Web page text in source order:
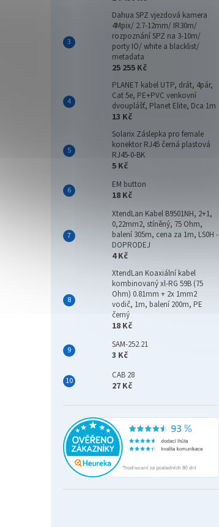
Dahua SPZ vjezdová kamera
4Mpix/ 2.7-12mm/ IR30m/
rozpoznání SPZ na 3-10m/
porty IO/ white a blacklist/
metadata
25 255 Kč
PLANET kabel UTP, drát, 4pár,
Cat 5e, PE+PVC venkovní
dvouplášť, Planet Elite, Dca 1m
13 Kč
Solarix Záslepka pro female
konektor RJ45 černá plastová
RJ45-0-BK
5 Kč
EM button
18 Kč
XtendLan Kabel B9501NH, 2+1,
0,22mm2, stíněný, 75 Ohm,
balení 305m, cena za 1m, LS0H -
DOPRODEJ
4 Kč
XtendLan Koaxiální kabel
kombinovaný xl-RG 59B (75
Ohm) 0.81mm + 2x 1mm2
vodič, 1m, balení 200m, PE
černý
18 Kč
SAM-252.21
3 Kč
CAB 28
27 Kč